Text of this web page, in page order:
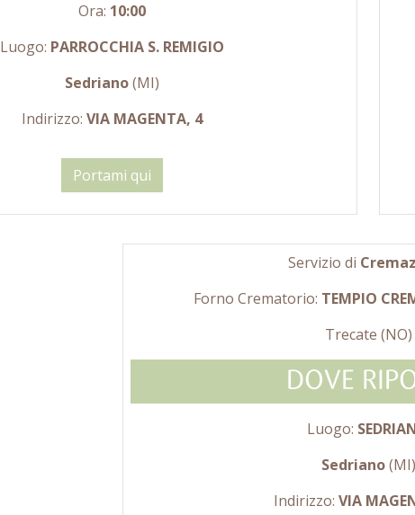
Ora: 10:00
Luogo: PARROCCHIA S. REMIGIO
Sedriano(MI)
Indirizzo: VIA MAGENTA, 4
Portami qui
Servizio di
Forno Crematorio: TEMPIO
Trecate (NO)
DOVE
Luogo:
Sedriano(MI)
Indirizzo: VIA